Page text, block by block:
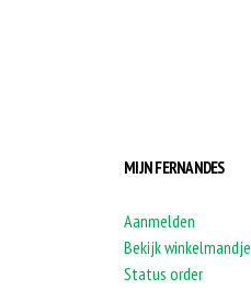
MIJN FERNANDES
Aanmelden
Bekijk winkelmandje
Status order